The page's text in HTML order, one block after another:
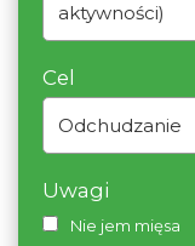
aktywności)
Cel
Odchudzanie
Uwagi
Nie jem mięsa